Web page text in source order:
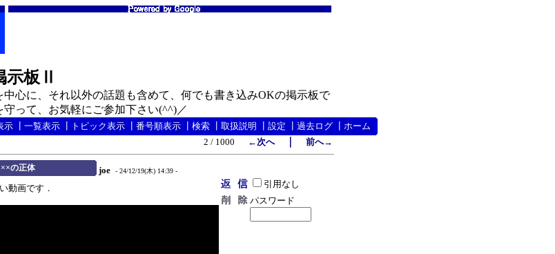
示板Ⅱ
心に、それ以外の話題も含めて、何でも書き込みOKの掲示板で
って、お気軽にご参加下さい(^^)／
示 一覧表示 トピック表示 番号順表示 検索 取扱説明 設定 過去ログ
ホーム
2 / 1000
←次へ｜ 前へ→
の正体 joe - 24/12/19(木) 14:39 -
動画です．
引用なし
パスワード